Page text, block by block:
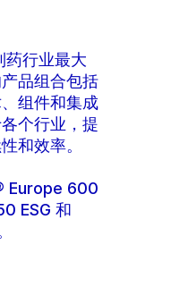
药行业最大
品组合包括
组件和集成
个行业，提
和效率。
Europe 600
ESG 和